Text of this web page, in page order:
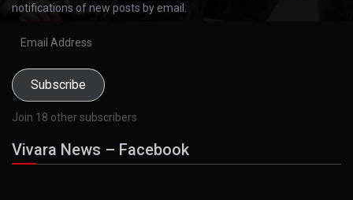
notifications of new posts by email.
Subscribe
Join 18 other subscribers
Vivara News – Facebook